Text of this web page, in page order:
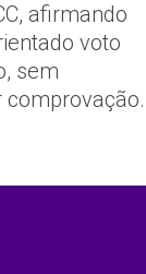
afirmando
voto
sem